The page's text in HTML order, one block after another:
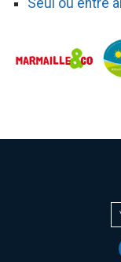
Seul ou entre